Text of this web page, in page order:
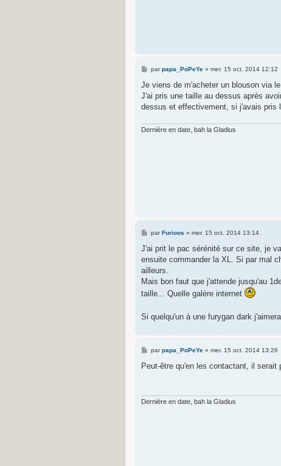
M
s
a
g
parpapa_PoPeYe» mer. 15 oct. 2014 12:12
Je viens de m'acheter un blouson via
J'ai pris une taille au dessus après
dessus et effectivement, si j'avais pris
Dernière en date, bah la Gladius
M
s
a
g
parFurioos » mer. 15 oct. 2014 13:14
J'ai prit le pac sérénité sur ce site, je
ensuite commander la XL. Si par mal
ailleurs.
Mais bon faut que j'attende jusqu'au
taille... Quelle galère internet
Si quelqu'un à une furygan dark
M
s
parpapa_PoPeYe» mer. 15 oct. 2014 13:26
Peut-être qu'en les contactant, il
Dernière en date, bah la Gladius